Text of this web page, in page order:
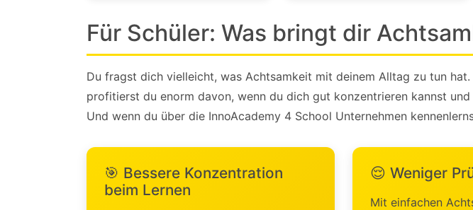
Für Schüler: Was bringt dir
Du fragst dich vielleicht, was Achtsamkeit mit deinem Alltag zu tun
profitierst du enorm davon, wenn du dich gut konzentrieren kannst
Und wenn du über die InnoAcademy 4 School Unternehmen
🎯 Bessere Konzentration
beim Lernen
😌 Weniger
Mit einfachen